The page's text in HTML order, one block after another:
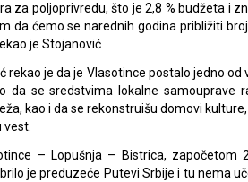
za poljoprivredu, što je 2,8 % budžeta i
da ćemo se narednih godina približiti
je Stojanović
je da je Vlasotince postalo jedno od
da se sredstvima lokalne samouprave
kao i da se rekonstruišu domovi
– Lopušnja – Bistrica, započetom
je preduzeće Putevi Srbije i tu nema